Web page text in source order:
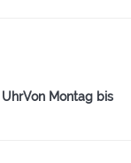
Montag bis